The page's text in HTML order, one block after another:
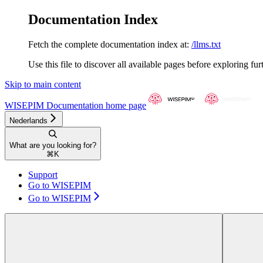
Documentation Index
Fetch the complete documentation index at: /llms.txt
Use this file to discover all available pages before exploring
Skip to main content
WISEPIM Documentation home page
Nederlands
What are you looking for?
⌘ K
Support
Go to WISEPIM
Go to WISEPIM